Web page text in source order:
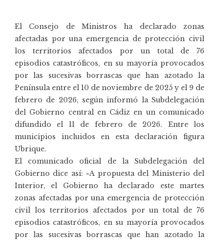
El Consejo de Ministros ha declarado zonas
afectadas por una emergencia de protección civil
los territorios afectados por un total de 76
episodios catastróficos, en su mayoría provocados
por las sucesivas borrascas que han azotado la
Península entre el 10 de noviembre de 2025 y el 9 de
febrero de 2026, según informó la Subdelegación
del Gobierno central en Cádiz en un comunicado
difundido el 11 de febrero de 2026. Entre los
municipios incluidos en esta declaración figura
Ubrique.
El comunicado oficial de la Subdelegación del
Gobierno dice así: «A propuesta del Ministerio del
Interior, el Gobierno ha declarado este martes
zonas afectadas por una emergencia de protección
civil los territorios afectados por un total de 76
episodios catastróficos, en su mayoría provocados
por las sucesivas borrascas que han azotado la